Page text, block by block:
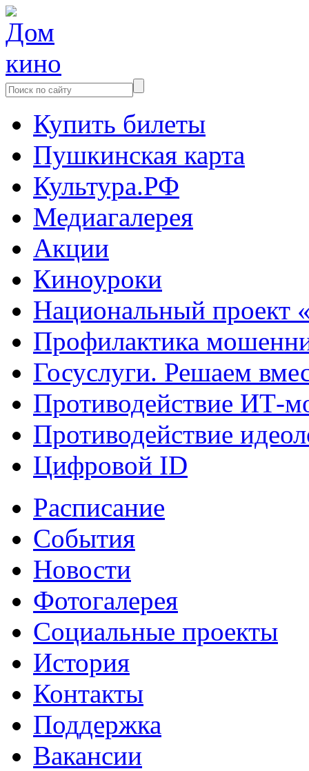
Купить билеты
Пушкинская карта
Культура.РФ
Медиагалерея
Акции
Киноуроки
Национальный проект
Профилактика
Госуслуги. Решаем
Противодействие ИТ-
Противодействие
Цифровой ID
Расписание
События
Новости
Фотогалерея
Социальные проекты
История
Контакты
Поддержка
Вакансии